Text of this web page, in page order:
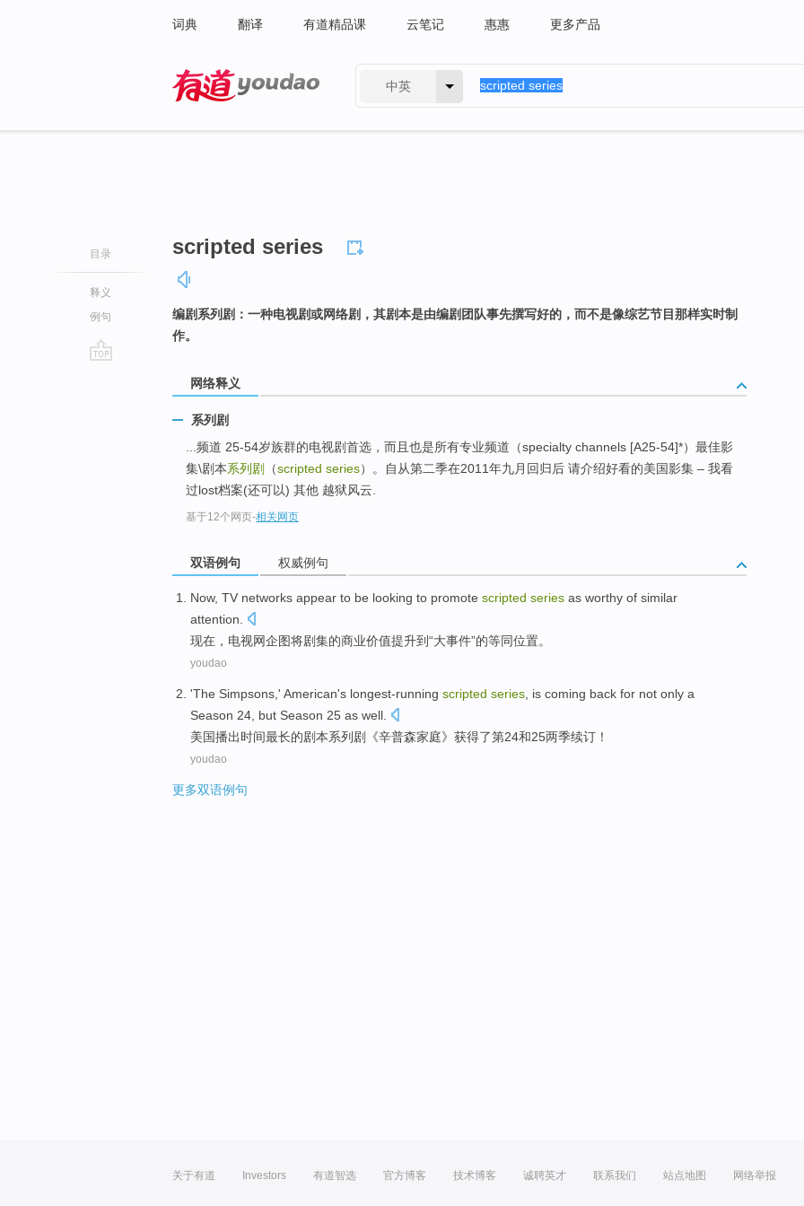
词典 翻译 有道精品课 云笔记 惠惠 更多产品
中英
目录
释义
例句
scripted series
编剧系列剧：一种电视剧或网络剧，其剧本是由编剧团队事先撰写好的，而不是像综艺节目那样实时制
作。
网络释义
系列剧
...频道 25-54岁族群的电视剧首选，而且也是所有专业频道（specialty channels [A25-54]*）最佳影
集\剧本系列剧 （scripted series）。自从第二季在2011年九月回归后 请介绍好看的美国影集 – 我看
过lost档案(还可以) 其他 越狱风云.
基于12个网页-相关网页
双语例句 权威例句
Now, TV networks appear to be looking to promote scripted series as worthy of similar
attention.
现在 ， 电视网企图将剧集的商业价值提升到“大事件”的等同位置。
youdao
'The Simpsons ,' American's longest-running scripted series , is coming back for not only a
Season 24 , but Season 25 as well.
美国播出时间最长的剧本系列剧 《辛普森家庭》获得了第24和25两季续订 ！
youdao
更多双语例句
关于有道 Investors 有道智选 官方博客 技术博客 诚聘英才 联系我们 站点地图 网络举报